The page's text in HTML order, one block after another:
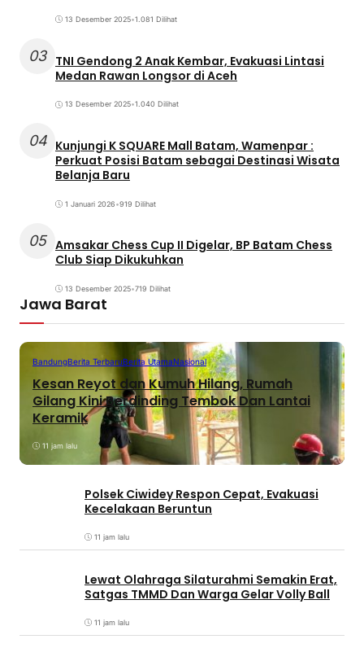
13 Desember 2025•1.081 Dilihat
03 TNI Gendong 2 Anak Kembar, Evakuasi Lintasi
Medan Rawan Longsor di Aceh
13 Desember 2025•1.040 Dilihat
04 Kunjungi K SQUARE Mall Batam, Wamenpar :
Perkuat Posisi Batam sebagai Destinasi Wisata
Belanja Baru
1 Januari 2026•919 Dilihat
05 Amsakar Chess Cup II Digelar, BP Batam Chess
Club Siap Dikukuhkan
13 Desember 2025•719 Dilihat
Jawa Barat
BandungBerita TerbaruBerita UtamaNasional
Kesan Reyot dan Kumuh Hilang, Rumah
Gilang Kini Berdinding Tembok Dan Lantai
Keramik
11 jam lalu
Polsek Ciwidey Respon Cepat, Evakuasi
Kecelakaan Beruntun
11 jam lalu
Lewat Olahraga Silaturahmi Semakin Erat,
Satgas TMMD Dan Warga Gelar Volly Ball
11 jam lalu